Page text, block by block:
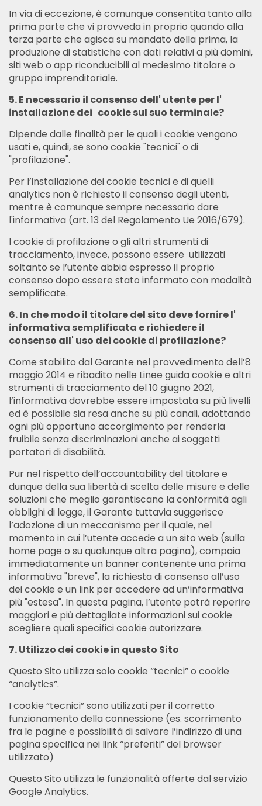
In via di eccezione, è comunque consentita tanto alla
prima parte che vi provveda in proprio quando alla
terza parte che agisca su mandato della prima, la
produzione di statistiche con dati relativi a più domini,
siti web o app riconducibili al medesimo titolare o
gruppo imprenditoriale.
5. E necessario il consenso dell' utente per l'
installazione dei cookie sul suo terminale?
Dipende dalle finalità per le quali i cookie vengono
usati e, quindi, se sono cookie "tecnici" o di
"profilazione".
Per l’installazione dei cookie tecnici e di quelli
analytics non è richiesto il consenso degli utenti,
mentre è comunque sempre necessario dare
l'informativa (art. 13 del Regolamento Ue 2016/679).
I cookie di profilazione o gli altri strumenti di
tracciamento, invece, possono essere utilizzati
soltanto se l’utente abbia espresso il proprio
consenso dopo essere stato informato con modalità
semplificate.
6. In che modo il titolare del sito deve fornire l'
informativa semplificata e richiedere il
consenso all' uso dei cookie di profilazione?
Come stabilito dal Garante nel provvedimento dell’8
maggio 2014 e ribadito nelle Linee guida cookie e altri
strumenti di tracciamento del 10 giugno 2021,
l’informativa dovrebbe essere impostata su più livelli
ed è possibile sia resa anche su più canali, adottando
ogni più opportuno accorgimento per renderla
fruibile senza discriminazioni anche ai soggetti
portatori di disabilità.
Pur nel rispetto dell’accountability del titolare e
dunque della sua libertà di scelta delle misure e delle
soluzioni che meglio garantiscano la conformità agli
obblighi di legge, il Garante tuttavia suggerisce
l’adozione di un meccanismo per il quale, nel
momento in cui l’utente accede a un sito web (sulla
home page o su qualunque altra pagina), compaia
immediatamente un banner contenente una prima
informativa "breve", la richiesta di consenso all’uso
dei cookie e un link per accedere ad un’informativa
più "estesa". In questa pagina, l’utente potrà reperire
maggiori e più dettagliate informazioni sui cookie
scegliere quali specifici cookie autorizzare.
7. Utilizzo dei cookie in questo Sito
Questo Sito utilizza solo cookie “tecnici” o cookie
“analytics”.
I cookie “tecnici” sono utilizzati per il corretto
funzionamento della connessione (es. scorrimento
fra le pagine e possibilità di salvare l’indirizzo di una
pagina specifica nei link “preferiti” del browser
utilizzato)
Questo Sito utilizza le funzionalità offerte dal servizio
Google Analytics.